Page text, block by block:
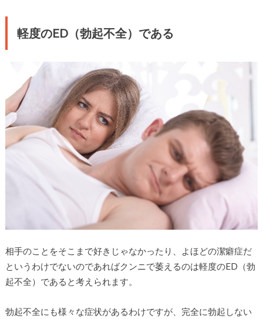
軽度のED（勃起不全）である
相手のことをそこまで好きじゃなかったり、よほどの潔癖症だ
というわけでないのであればクンニで萎えるのは軽度のED（勃
起不全）であると考えられます。
勃起不全にも様々な症状があるわけですが、完全に勃起しない